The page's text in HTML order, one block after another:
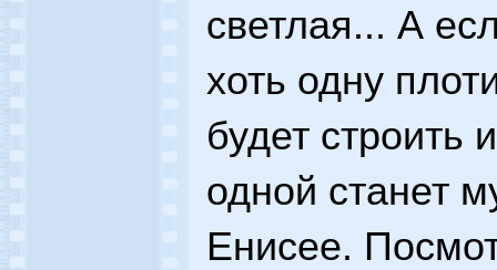
светлая... А
хоть одну
будет строить
одной станет
Енисее.